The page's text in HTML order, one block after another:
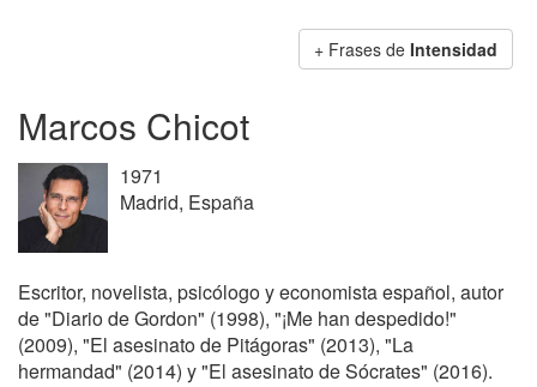
+ Frases de Intensidad
Marcos Chicot
1971
Madrid, España
Escritor, novelista, psicólogo y economista español, autor
de "Diario de Gordon" (1998), "¡Me han despedido!"
(2009), "El asesinato de Pitágoras" (2013), "La
hermandad" (2014) y "El asesinato de Sócrates" (2016).